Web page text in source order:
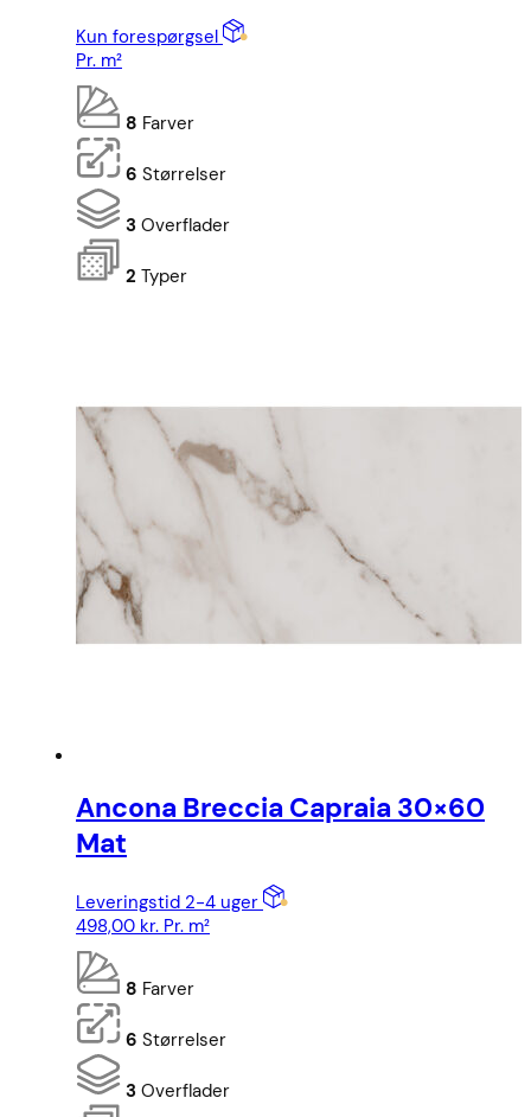
Kun forespørgsel
Pr. m²
8 Farver
6 Størrelser
3 Overflader
2 Typer
Ancona Breccia Capraia 30×60
Mat
Leveringstid 2-4 uger
498,00 kr. Pr. m²
8 Farver
6 Størrelser
3 Overflader